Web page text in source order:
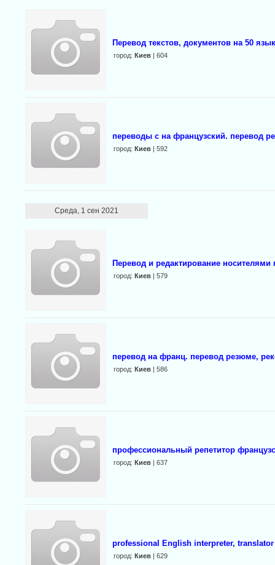
Перевод текстов, документов на 50
город: Киев| 604
переводы с на французский. перевод
город: Киев| 592
Среда, 1 сен 2021
Перевод и редактирование носителями
город: Киев| 579
перевод на франц. перевод резюме,
город: Киев| 586
профессиональный репетитор
город: Киев| 637
professional English interpreter,
город: Киев| 629